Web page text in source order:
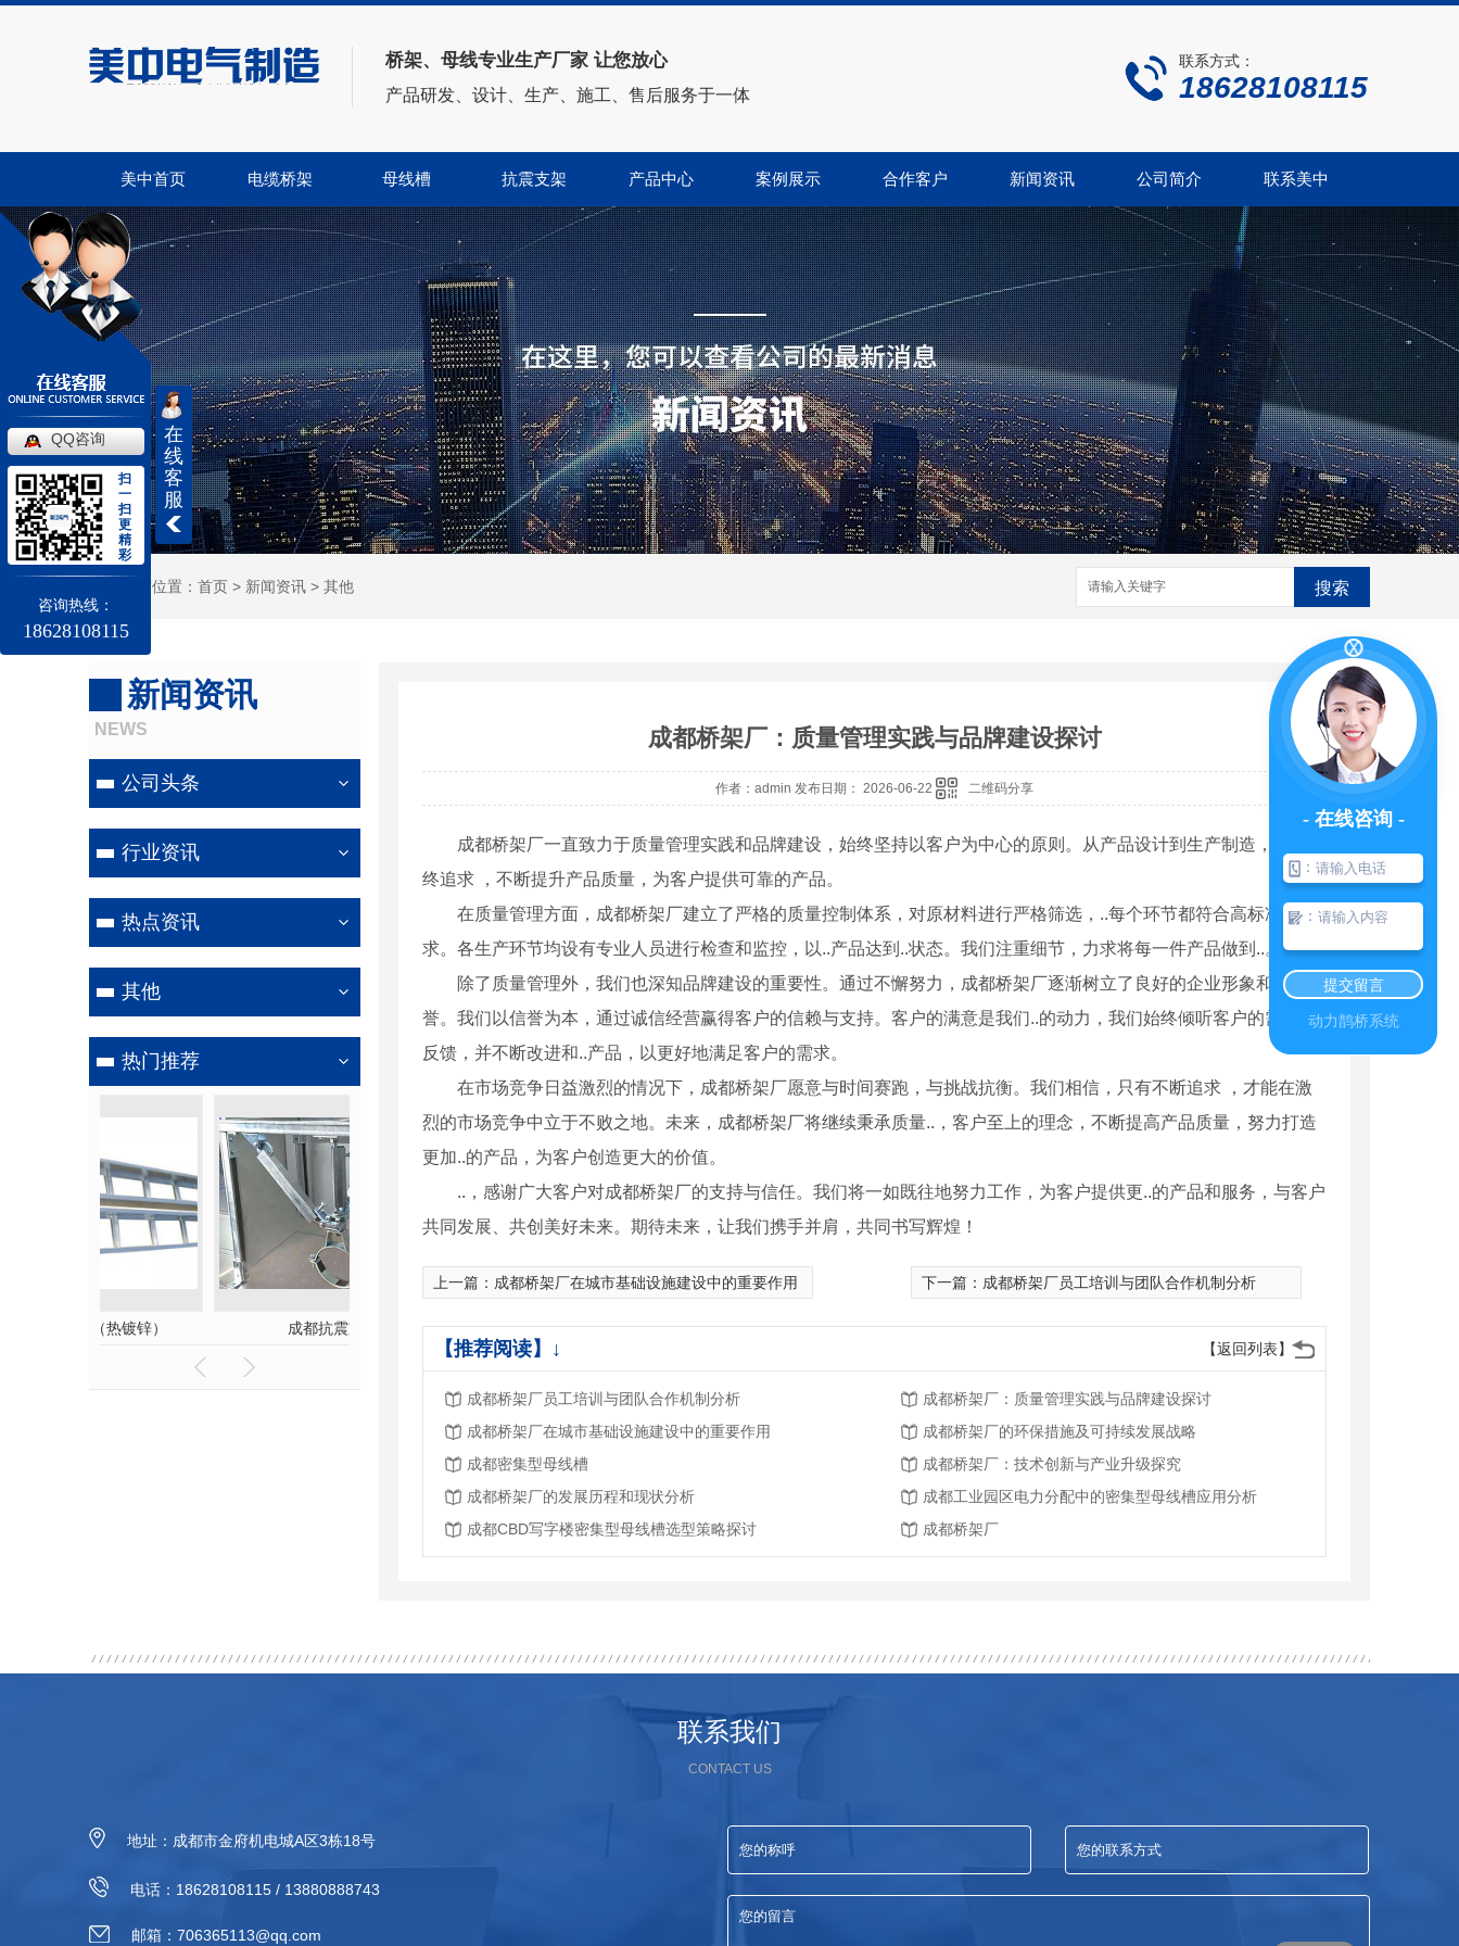
——电缆桥架、母线方案供应商——
桥架、母线专业生产厂家 让您放心
产品研发、设计、生产、施工、售后服务于一体
联系方式：
18628108115
美中首页 电缆桥架 母线槽 抗震支架 产品中心 案例展示 合作客户 新闻资讯 公司简介 联系美中
当前位置： 首页 > 新闻资讯 > 其他 搜索
新闻资讯
NEWS
公司头条
行业资讯
热点资讯
其他
热门推荐
成都穿线管
成都桥架厂：质量管理实践与品牌建设探讨
作者：admin 发布日期： 2026-06-22 二维码分享
成都桥架厂一直致力于质量管理实践和品牌建设，始终坚持以客户为中心的原则。从产品设计到生产制造，我们始
终追求 ，不断提升产品质量，为客户提供可靠的产品。
在质量管理方面，成都桥架厂建立了严格的质量控制体系，对原材料进行严格筛选，..每个环节都符合高标准要
求。各生产环节均设有专业人员进行检查和监控，以..产品达到..状态。我们注重细节，力求将每一件产品做到..。
除了质量管理外，我们也深知品牌建设的重要性。通过不懈努力，成都桥架厂逐渐树立了良好的企业形象和品牌声
誉。我们以信誉为本，通过诚信经营赢得客户的信赖与支持。客户的满意是我们..的动力，我们始终倾听客户的需求与
反馈，并不断改进和..产品，以更好地满足客户的需求。
在市场竞争日益激烈的情况下，成都桥架厂愿意与时间赛跑，与挑战抗衡。我们相信，只有不断追求 ，才能在激
烈的市场竞争中立于不败之地。未来，成都桥架厂将继续秉承质量..，客户至上的理念，不断提高产品质量，努力打造
更加..的产品，为客户创造更大的价值。
..，感谢广大客户对成都桥架厂的支持与信任。我们将一如既往地努力工作，为客户提供更..的产品和服务，与客户
共同发展、共创美好未来。期待未来，让我们携手并肩，共同书写辉煌！
上一篇： 成都桥架厂在城市基础设施建设中的重要作用 下一篇： 成都桥架厂员工培训与团队合作机制分析
【返回列表】
【推荐阅读】↓
成都桥架厂员工培训与团队合作机制分析
成都桥架厂：质量管理实践与品牌建设探讨
成都桥架厂在城市基础设施建设中的重要作用
成都桥架厂的环保措施及可持续发展战略
成都密集型母线槽
成都桥架厂：技术创新与产业升级探究
成都桥架厂的发展历程和现状分析
成都工业园区电力分配中的密集型母线槽应用分析
成都CBD写字楼密集型母线槽选型策略探讨
成都桥架厂
联系我们
CONTACT US
地址：成都市金府机电城A区3栋18号
电话：18628108115 / 13880888743
邮箱：706365113@qq.com
在
线
客
服
QQ咨询
扫
一
扫
更
精
彩
咨询热线：
18628108115
- 在线咨询 -
：
：
提交留言
动力鹊桥系统